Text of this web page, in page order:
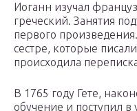
Иоганн изучал
греческий. Занятия
первого
сестре, которые
происходила
В 1765 году Гете,
обучение и поступил в